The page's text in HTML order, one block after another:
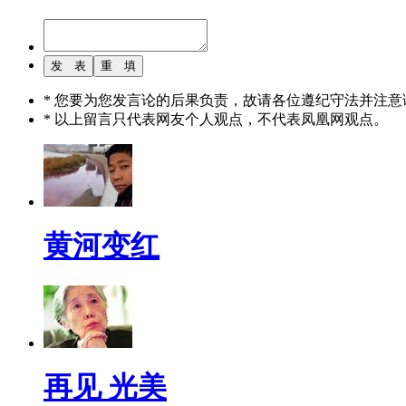
* 您要为您发言论的后果负责，故请各位遵纪守法并注意
* 以上留言只代表网友个人观点，不代表凤凰网观点。
黄河变红
再见 光美